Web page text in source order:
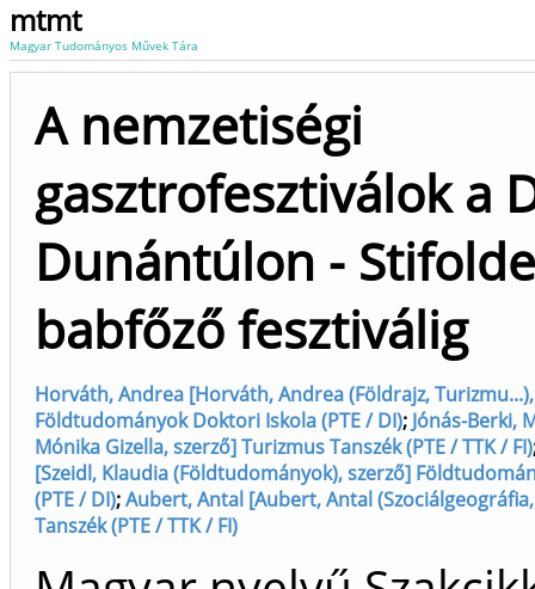
mtmt
Magyar Tudományos Művek Tára
A nemzetiségi
gasztrofesztiválok a
Dunántúlon -
babfőző fesztiválig
Horváth, Andrea [Horváth, Andrea (Földrajz,
Földtudományok Doktori Iskola (PTE / DI); Jónás-Berki,
Mónika Gizella, szerző] Turizmus Tanszék (PTE / TTK / FI)
[Szeidl, Klaudia (Földtudományok), szerző]
(PTE / DI);Aubert, Antal [Aubert, Antal
Tanszék (PTE / TTK / FI)